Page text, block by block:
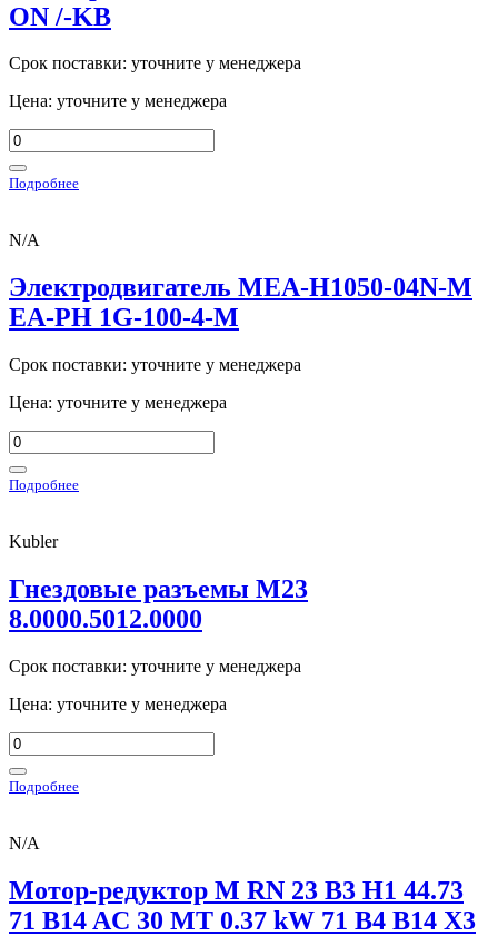
ON /-KB
Срок поставки: уточните у менеджера
Цена: уточните у менеджера
Подробнее
N/A
Электродвигатель MEA-H1050-04N-M
EA-PH 1G-100-4-M
Срок поставки: уточните у менеджера
Цена: уточните у менеджера
Подробнее
Kubler
Гнездовые разъемы M23
8.0000.5012.0000
Срок поставки: уточните у менеджера
Цена: уточните у менеджера
Подробнее
N/A
Мотор-редуктор M RN 23 B3 H1 44.73
71 B14 AC 30 MT 0.37 kW 71 B4 B14 X3